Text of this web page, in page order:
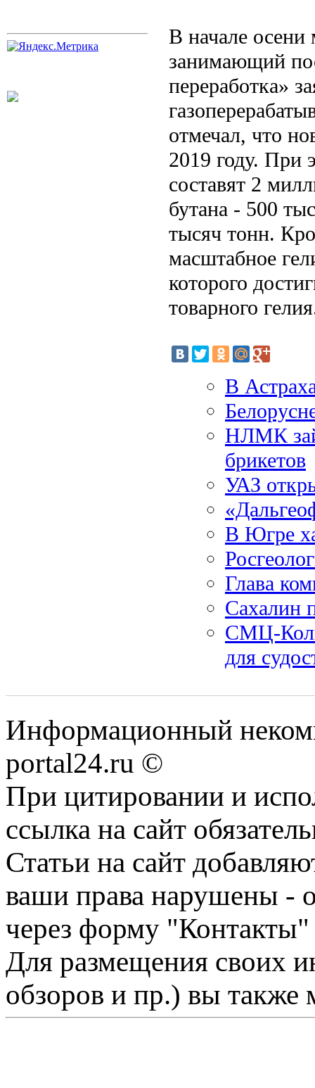
В начале
занимающий
переработка»
отмечал, что
2019 году. При
составят 2
бутана - 500
тысяч тонн.
масштабное
которого
товарного
В
НЛМК
брикетов
УАЗ
В Югре
Глава
Сахалин
СМЦ-
для
Информационный
portal24.ru ©
При цитировании и
ссылка на сайт
Статьи на сайт
ваши права нарушены -
через форму "Контакты"
Для размещения своих
обзоров и пр.) вы также